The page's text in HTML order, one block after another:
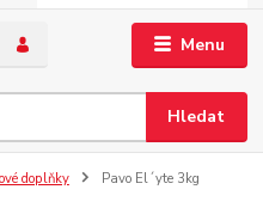
Menu
Hledat
doplňky Pavo El´yte 3kg